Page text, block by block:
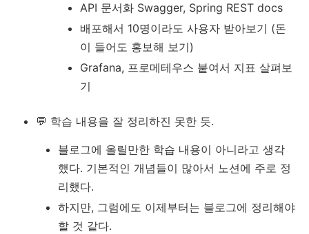
API 문서화 Swagger, Spring REST docs
배포해서 10명이라도 사용자 받아보기 (돈
이 들어도 홍보해 보기)
Grafana, 프로메테우스 붙여서 지표 살펴보
기
💬 학습 내용을 잘 정리하진 못한 듯.
블로그에 올릴만한 학습 내용이 아니라고 생각
했다. 기본적인 개념들이 많아서 노션에 주로 정
리했다.
하지만, 그럼에도 이제부터는 블로그에 정리해야
할 것 같다.